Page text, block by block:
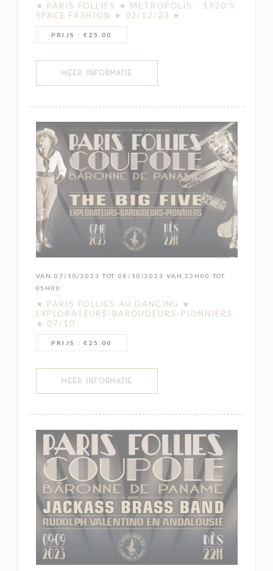
★ PARIS FOLLIES ★ METROPOLIS - 1920'S
SPACE FASHION ★ 02/12/23 ★
PRIJS : €25.00
MEER INFORMATIE
VAN 07/10/2023 TOT 08/10/2023 VAN 23H00 TOT
05H00
★ PARIS FOLLIES AU DANCING ★
EXPLORATEURS-BAROUDEURS-PIONNIERS
★ 07/10
PRIJS : €25.00
MEER INFORMATIE